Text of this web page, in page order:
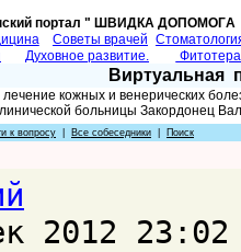
портал " ШВИДКА
Советы врачей
Духовное развитие.
Виртуальная
лечение кожных и венерических
больницы Закордонец
к вопросу Все собеседники Поиск
2012 23:02